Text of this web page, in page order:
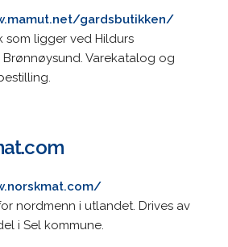
gardsbutikken/
som ligger ved Hildurs
Brønnøysund. Varekatalog og
nordmenn i utlandet. Drives av
i Sel kommune.